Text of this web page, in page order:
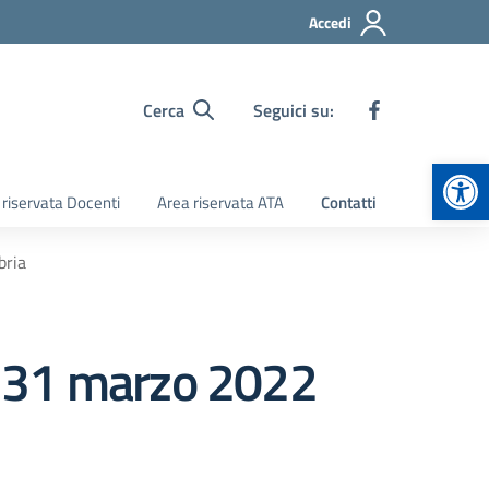
Accedi
Cerca Seguici su:
Docenti Area riservata ATA Contatti
marzo 2022